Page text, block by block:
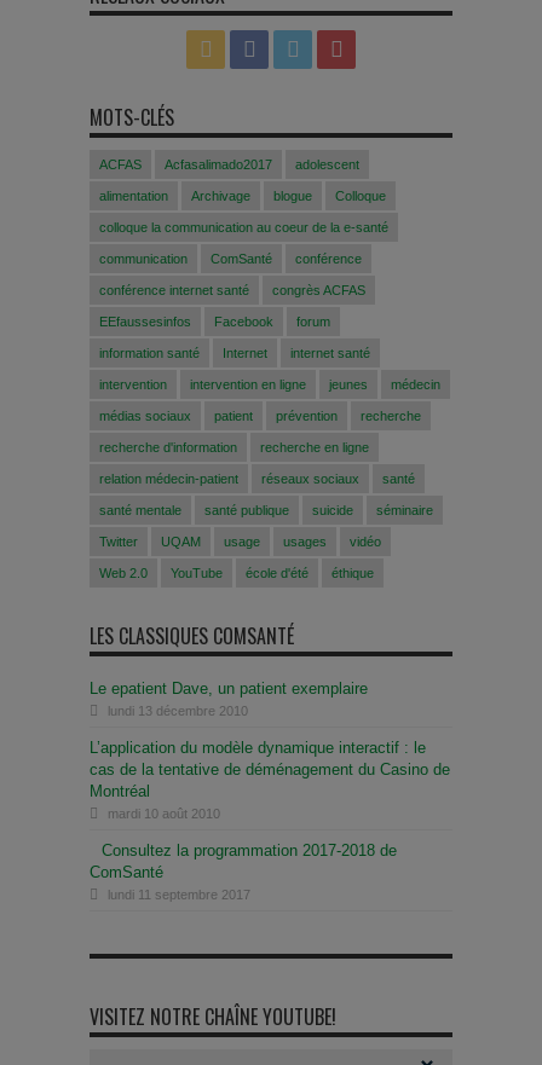
MOTS-CLÉS
ACFAS Acfasalimado2017 adolescent
alimentation Archivage blogue Colloque
colloque la communication au coeur de la e-santé
communication ComSanté conférence
conférence internet santé congrès ACFAS
EEfaussesinfos Facebook forum
information santé Internet internet santé
intervention intervention en ligne jeunes médecin
médias sociaux patient prévention recherche
recherche d'information recherche en ligne
relation médecin-patient réseaux sociaux santé
santé mentale santé publique suicide séminaire
Twitter UQAM usage usages vidéo
Web 2.0 YouTube école d'été éthique
LES CLASSIQUES COMSANTÉ
Le epatient Dave, un patient exemplaire
lundi 13 décembre 2010
L’application du modèle dynamique interactif : le
cas de la tentative de déménagement du Casino de
Montréal
mardi 10 août 2010
Consultez la programmation 2017-2018 de
ComSanté
lundi 11 septembre 2017
VISITEZ NOTRE CHAÎNE YOUTUBE!